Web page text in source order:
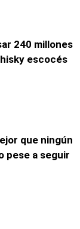
240 millones
escocés
que ningún
pese a seguir